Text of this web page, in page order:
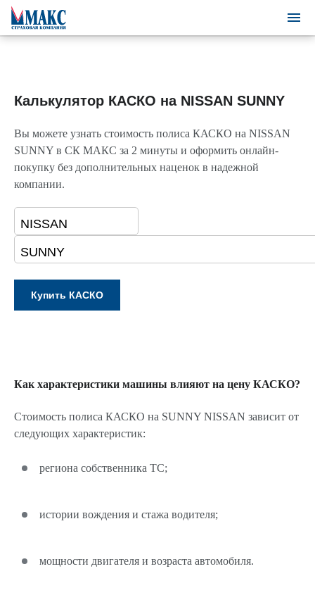
Калькулятор КАСКО на NISSAN SUNNY
Вы можете узнать стоимость полиса КАСКО на NISSAN
SUNNY в СК МАКС за 2 минуты и оформить онлайн-
покупку без дополнительных наценок в надежной
компании.
Как характеристики машины влияют на цену КАСКО?
Стоимость полиса КАСКО на SUNNY NISSAN зависит от
следующих характеристик:
региона собственника ТС;
истории вождения и стажа водителя;
мощности двигателя и возраста автомобиля.